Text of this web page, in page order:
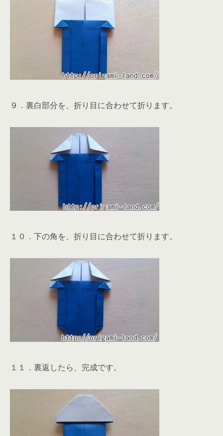
９．裏白部分を、折り目に合わせて折ります。
１０．下の角を、折り目に合わせて折ります。
１１．裏返したら、完成です。